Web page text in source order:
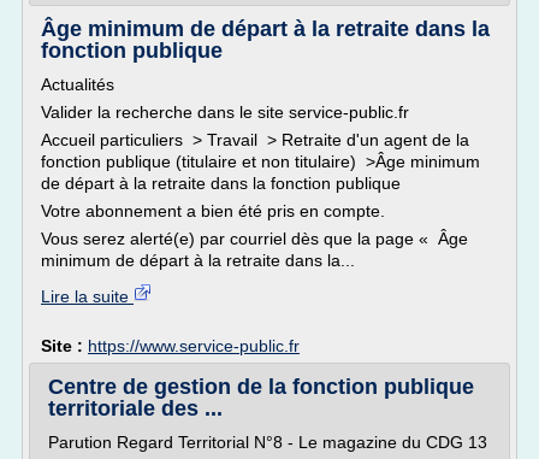
Âge minimum de départ à la retraite dans la
fonction publique
Actualités
Valider la recherche dans le site service-public.fr
Accueil particuliers > Travail > Retraite d'un agent de la
fonction publique (titulaire et non titulaire) >Âge minimum
de départ à la retraite dans la fonction publique
Votre abonnement a bien été pris en compte.
Vous serez alerté(e) par courriel dès que la page « Âge
minimum de départ à la retraite dans la...
Lire la suite
Site : https://www.service-public.fr
Centre de gestion de la fonction publique
territoriale des ...
Parution Regard Territorial N°8 - Le magazine du CDG 13